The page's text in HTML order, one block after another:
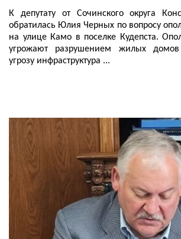
К депутату от Сочинского округа
обратилась Юлия Черных по вопросу
на улице Камо в поселке Кудепста.
угрожают разрушением жилых
угрозу инфраструктура ...